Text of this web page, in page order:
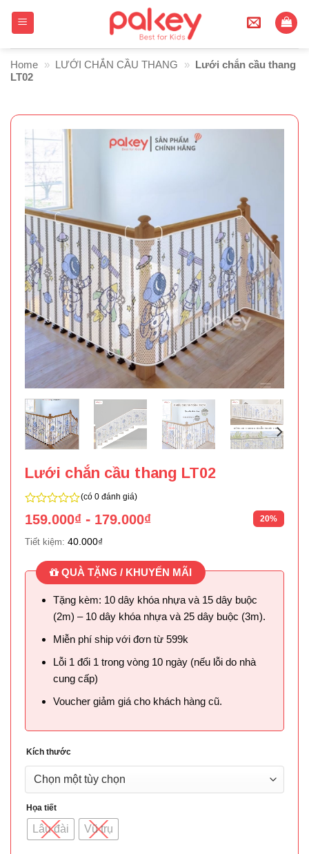
Home » LƯỚI CHẮN CẦU THANG » Lưới chắn cầu thang
LT02
Lưới chắn cầu thang LT02
0
trên
5
(có 0 đánh giá)
20%
159.000₫ - 179.000₫
Tiết kiệm: 40.000₫
QUÀ TẶNG / KHUYẾN MÃI
Tặng kèm: 10 dây khóa nhựa và 15 dây buộc
(2m) – 10 dây khóa nhựa và 25 dây buộc (3m).
Miễn phí ship với đơn từ 599k
Lỗi 1 đổi 1 trong vòng 10 ngày (nếu lỗi do nhà
cung cấp)
Voucher giảm giá cho khách hàng cũ.
Kích thước
Họa tiết
Lâu đài Vũ trụ